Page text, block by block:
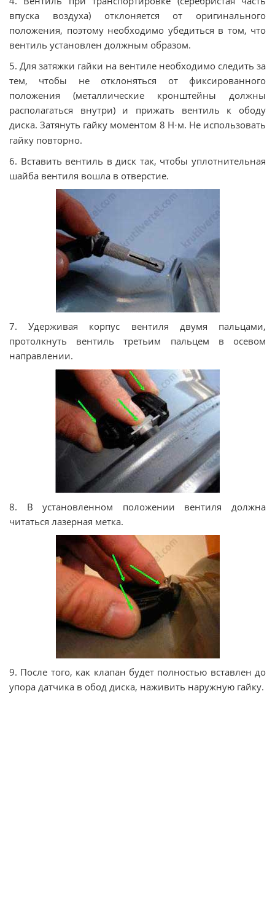
впуска воздуха) отклоняется от оригинального
положения, поэтому необходимо убедиться в том, что
вентиль установлен должным образом.
5. Для затяжки гайки на вентиле необходимо следить за
тем, чтобы не отклоняться от фиксированного
положения (металлические кронштейны должны
располагаться внутри) и прижать вентиль к ободу
диска. Затянуть гайку моментом 8 Н·м. Не использовать
гайку повторно.
6. Вставить вентиль в диск так, чтобы уплотнительная
шайба вентиля вошла в отверстие.
7. Удерживая корпус вентиля двумя пальцами,
протолкнуть вентиль третьим пальцем в осевом
направлении.
8. В установленном положении вентиля должна
читаться лазерная метка.
9. После того, как клапан будет полностью вставлен до
упора датчика в обод диска, наживить наружную гайку.